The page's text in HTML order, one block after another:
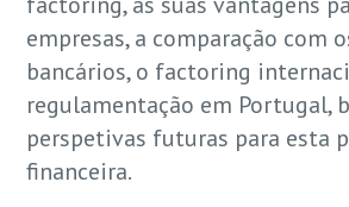
empresas, a comparação com
bancários, o factoring
regulamentação em Portugal,
perspetivas futuras para esta
financeira.